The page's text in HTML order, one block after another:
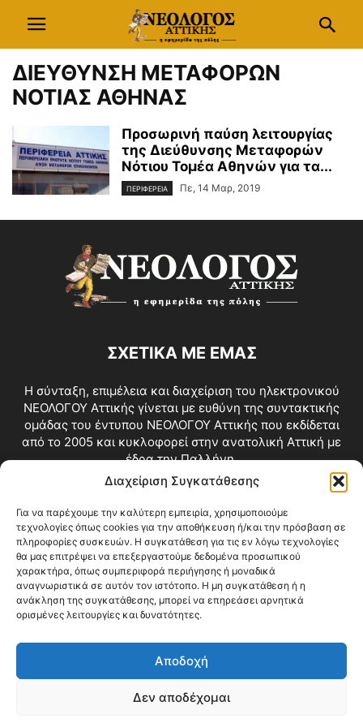
Διαχείριση Συγκατάθεσης
Για να παρέχουμε την καλύτερη εμπειρία, χρησιμοποιούμε
τεχνολογίες όπως cookies για την αποθήκευση ή/και την πρόσβαση σε
πληροφορίες συσκευών. Η συγκατάθεση για τις εν λόγω τεχνολογίες
θα μας επιτρέψει να επεξεργαστούμε δεδομένα προσωπικού
χαρακτήρα, όπως συμπεριφορά περιήγησης ή μοναδικά
αναγνωριστικά σε αυτόν τον ιστότοπο. Η μη συγκατάθεση ή η
ανάκληση της συγκατάθεσης, μπορεί να επηρεάσει αρνητικά
ορισμένες λειτουργίες και δυνατότητες.
Αποδοχή
Δεν αποδέχομαι
ΔΙΕΥΘΥΝΣΗ ΜΕΤΑΦΟΡΩΝ
ΝΟΤΙΑΣ ΑΘΗΝΑΣ
Προσωρινή παύση λειτουργίας
της Διεύθυνσης Μεταφορών
Νότιου Τομέα Αθηνών για τα...
ΠΕΡΙΦΕΡΕΙΑ Πε, 14 Μαρ, 2019
ΣΧΕΤΙΚΑ ΜΕ ΕΜΑΣ
Η σύνταξη, επιμέλεια και διαχείριση του ηλεκτρονικού
ΝΕΟΛΟΓΟΥ Αττικής γίνεται με ευθύνη της συντακτικής
ομάδας του έντυπου ΝΕΟΛΟΓΟΥ Αττικής που εκδίδεται
από το 2005 και κυκλοφορεί στην ανατολική Αττική με
έδρα την Παλλήνη.
Επικοινωνία:info@neologosattikis.gr
ΑΚΟΛΟΥΘΗΣΕ ΜΑΣ
Videos Όροι Χρήσης